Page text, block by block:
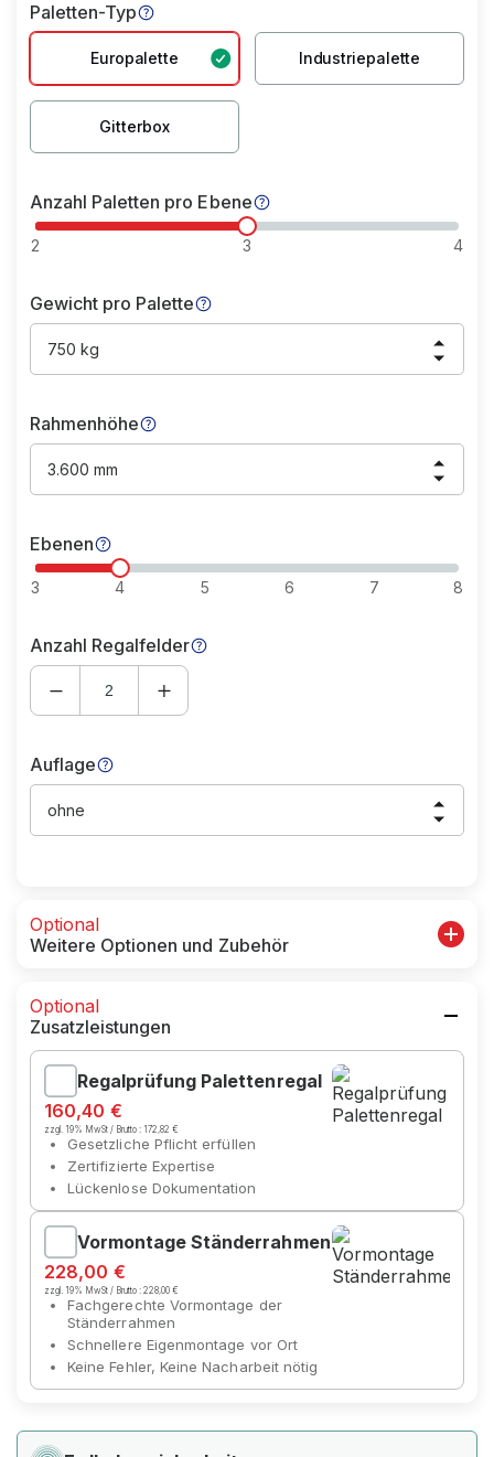
Paletten-Typ
Europalette Industriepalette
Gitterbox
Anzahl Paletten pro Ebene
2 3 4
Gewicht pro Palette
750 kg
Rahmenhöhe
3.600 mm
Ebenen
3 4 5 6 7 8
Anzahl Regalfelder
Auflage
ohne
Optional
Weitere Optionen und Zubehör
Optional
Zusatzleistungen
Regalprüfung Palettenregal
160,40 €
zzgl. 19% MwSt / Brutto :172,82 €
Gesetzliche Pflicht erfüllen
Zertifizierte Expertise
Lückenlose Dokumentation
Vormontage Ständerrahmen
228,00 €
zzgl. 19% MwSt / Brutto :228,00 €
Fachgerechte Vormontage der
Ständerrahmen
Schnellere Eigenmontage vor Ort
Keine Fehler, Keine Nacharbeit nötig